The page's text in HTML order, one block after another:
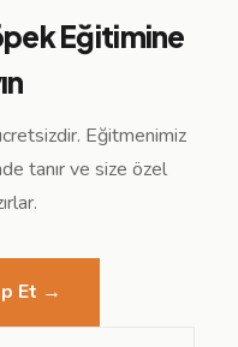
Eğitimine
Eğitmenimiz
tanır ve size özel
Et →